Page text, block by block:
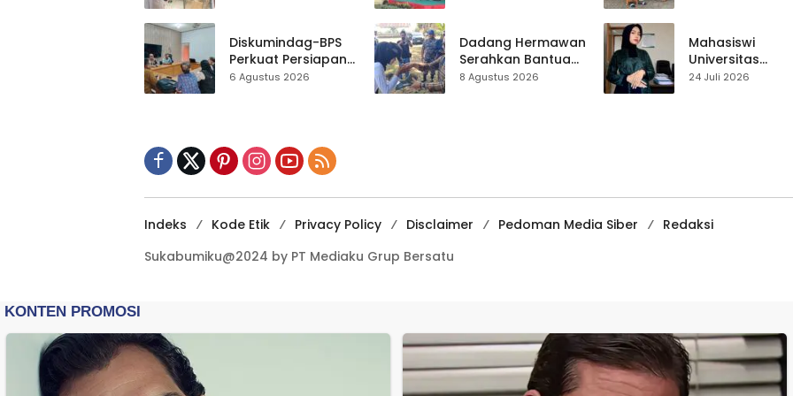
Hampir 500 Koleksi
Dipisahkan
Diskumindag-BPS
Perkuat Persiapan
Sensus Ekonomi,
6 Agustus 2026
Pembentukan
Karakter
Dadang Hermawan
Serahkan Bantuan
Seragam
8 Agustus 2026
Pasar Cisaat
Mahasiswi
Universitas
Muhammadiyah
24 Juli 2026
Indeks Kode Etik Privacy Policy Disclaimer Pedoman Media Siber
Redaksi
Sukabumiku@2024 by PT Mediaku Grup Bersatu